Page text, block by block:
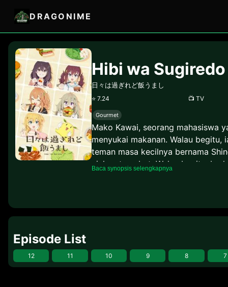
DRAGONIME
Hibi wa
日々は過ぎれど飯うまし
⭐ 7.24 📺 TV
Gourmet
Mako Kawai, seorang mahasiswa
menyukai makanan. Walau
teman masa kecilnya bernama
ajakan tersebut. Walau begitu,
Baca synopsis selengkapnya
Episode List
12 11 10 9 8 7